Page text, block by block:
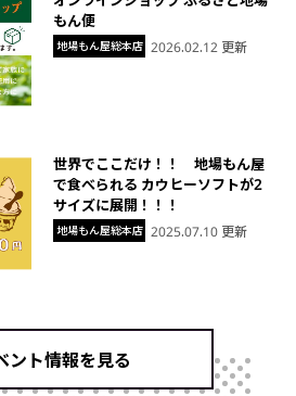
地場もん屋総本店
もん便
2026.02.12 更新
地場もん屋総本店
世界でここだけ！！ 地場もん屋
で食べられる カウヒーソフトが2
サイズに展開！！！
2025.07.10 更新
ント情報を見る